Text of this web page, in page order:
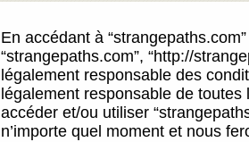
En accédant à
“strangepaths.com”, “http://
légalement responsable des
légalement responsable de
accéder et/ou utiliser
n’importe quel moment et nous